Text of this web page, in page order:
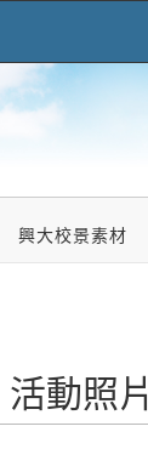
興大校景素材
動照片